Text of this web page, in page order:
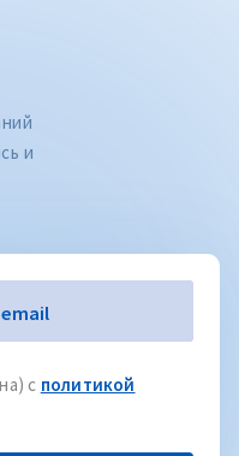
и
с политикой